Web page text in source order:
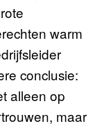
warm
conclusie:
alleen op
maar